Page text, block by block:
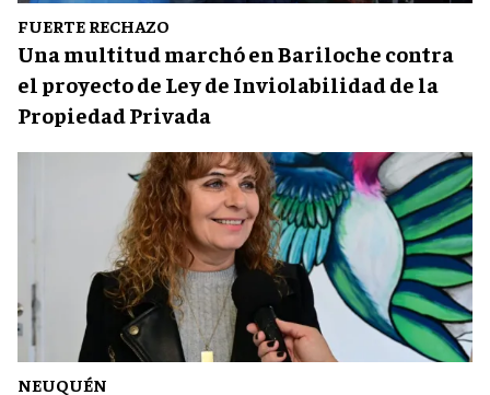
FUERTE RECHAZO
Una multitud marchó en Bariloche contra
el proyecto de Ley de Inviolabilidad de la
Propiedad Privada
NEUQUÉN